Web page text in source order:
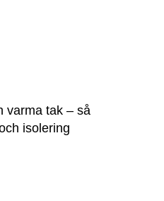
varma tak – så
isolering